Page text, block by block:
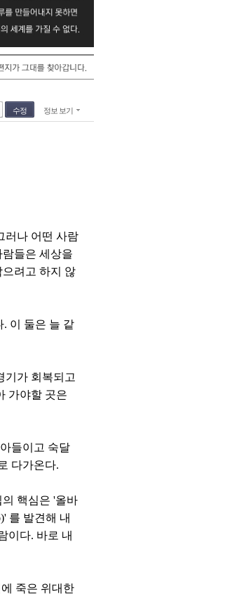
수정 정보 보기
러나 어떤 사람
들은 세상을
려고 하지 않
이 둘은 늘 같
기가 회복되고
가야할 곳은
들이고 숙달
다가온다.
핵심은 '올바
를 발견해 내
이다. 바로 내
죽은 위대한